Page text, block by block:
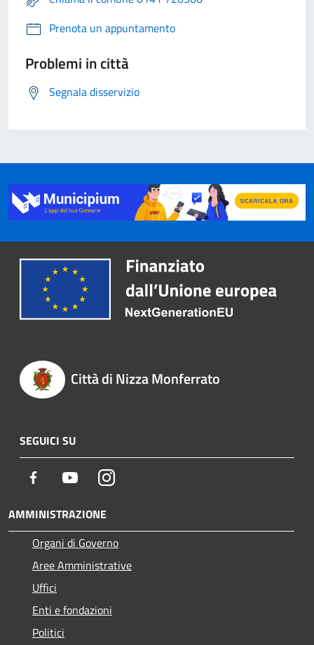
Prenota un appuntamento
Problemi in città
Segnala disservizio
Città di Nizza Monferrato
SEGUICI SU
Facebook YoutubeInstagram
AMMINISTRAZIONE
Organi di Governo
Aree Amministrative
Uffici
Enti e fondazioni
Politici